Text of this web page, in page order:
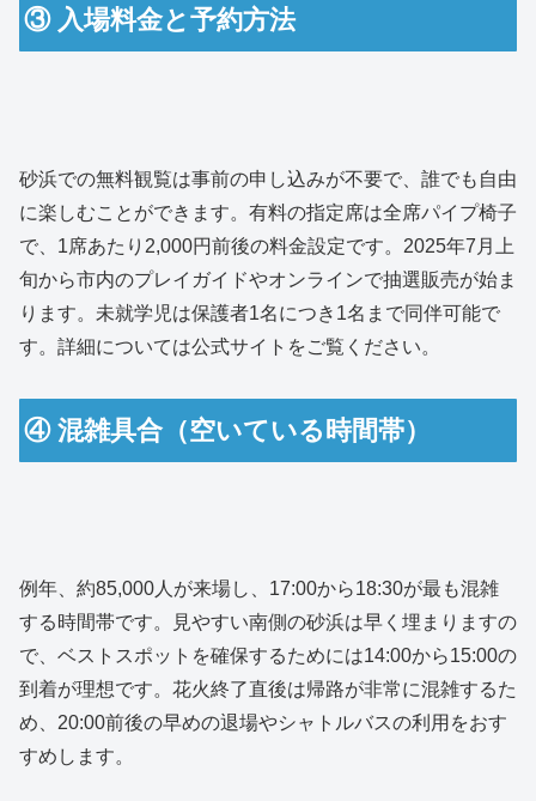
③ 入場料金と予約方法
砂浜での無料観覧は事前の申し込みが不要で、誰でも自由
に楽しむことができます。有料の指定席は全席パイプ椅子
で、1席あたり2,000円前後の料金設定です。2025年7月上
旬から市内のプレイガイドやオンラインで抽選販売が始ま
ります。未就学児は保護者1名につき1名まで同伴可能で
す。詳細については公式サイトをご覧ください。
④ 混雑具合（空いている時間帯）
例年、約85,000人が来場し、17:00から18:30が最も混雑
する時間帯です。見やすい南側の砂浜は早く埋まりますの
で、ベストスポットを確保するためには14:00から15:00の
到着が理想です。花火終了直後は帰路が非常に混雑するた
め、20:00前後の早めの退場やシャトルバスの利用をおす
すめします。